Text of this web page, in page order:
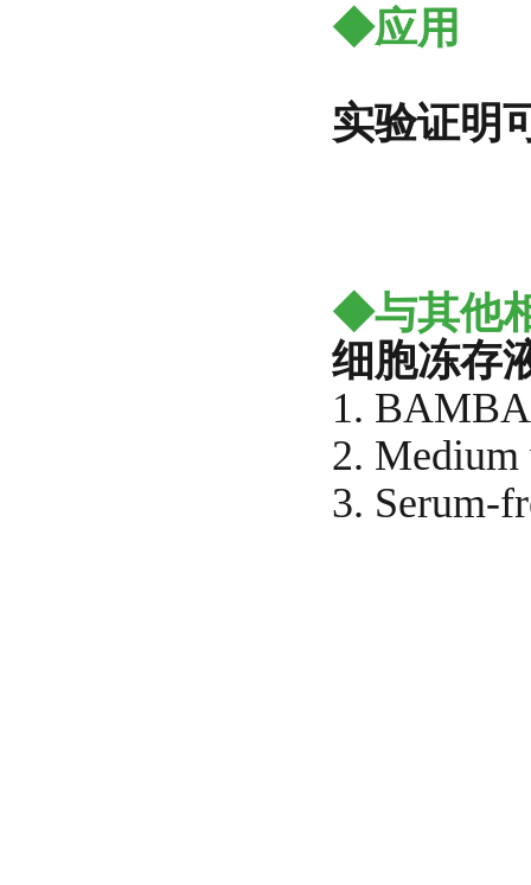
◆应用
实验证明
◆与其他
细胞冻存
1.
2.
3. Serum-